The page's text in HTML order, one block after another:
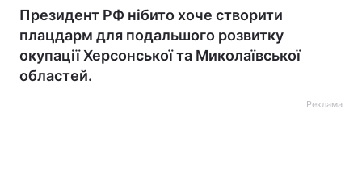
Президент РФ нібито хоче створити
плацдарм для подальшого розвитку
окупації Херсонської та Миколаївської
областей.
Реклама